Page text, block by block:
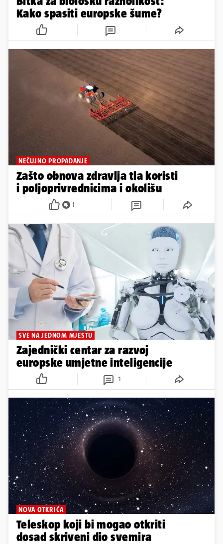
Kako spasiti europske šume?
NEČUJNO PROPADANJE
Zašto obnova zdravlja tla koristi
i poljoprivrednicima i okolišu
1
SVE NA JEDNOM MJESTU
Zajednički centar za razvoj
europske umjetne inteligencije
1
NOVA OTKRIĆA
Teleskop koji bi mogao otkriti
dosad skriveni dio svemira